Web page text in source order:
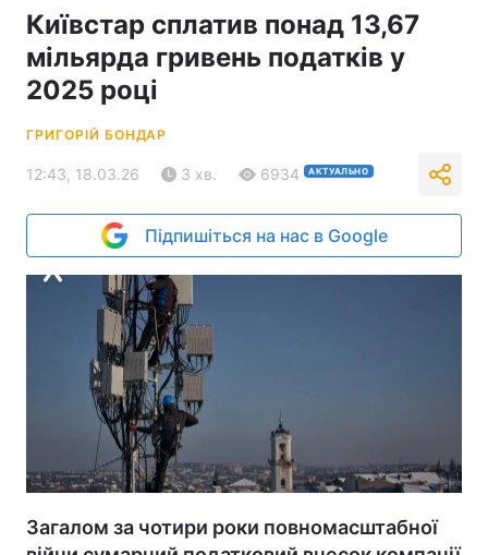
Київстар сплатив понад 13,67
мільярда гривень податків у
2025 році
ГРИГОРІЙ БОНДАР
12:43, 18.03.26 3 хв. 6934 АКТУАЛЬНО
Підпишіться на нас в Google
Загалом за чотири роки повномасштабної